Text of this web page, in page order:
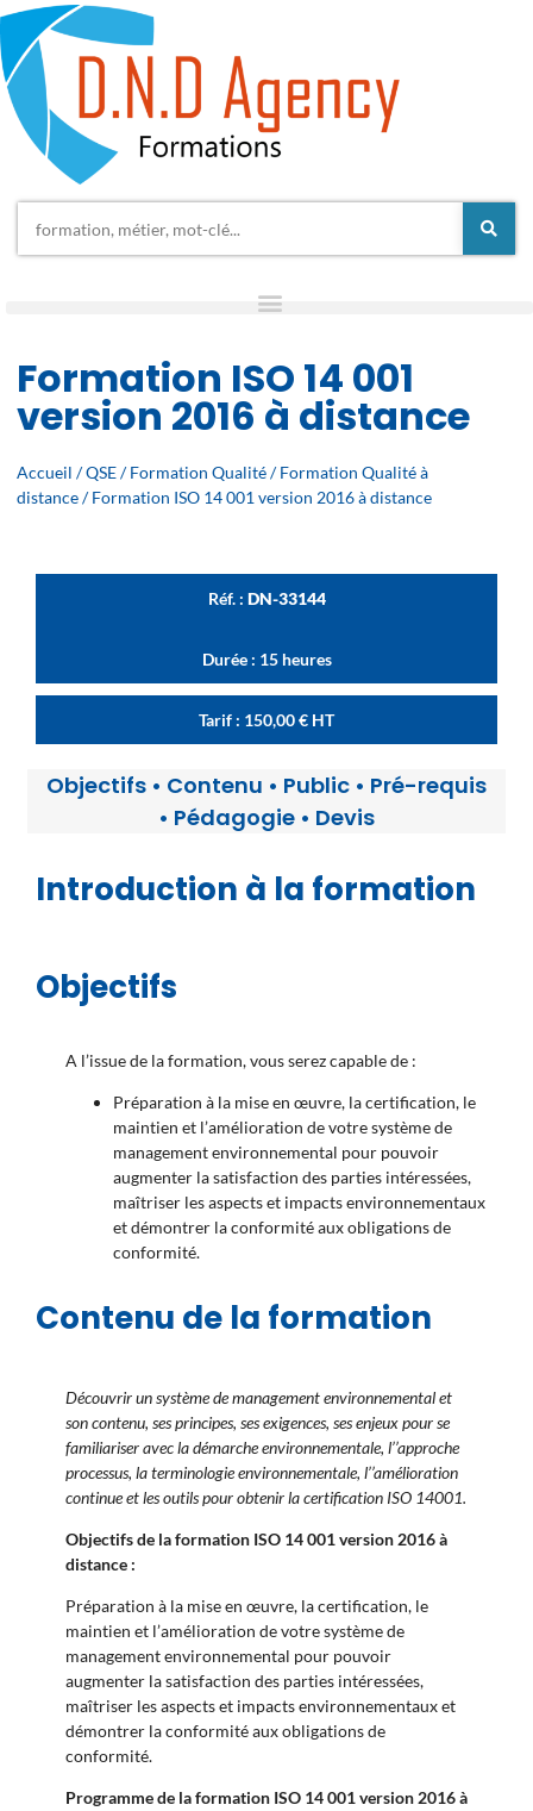
Formation ISO 14 001
version 2016 à distance
Accueil /QSE/Formation Qualité/Formation Qualité à
distance/ Formation ISO 14 001 version 2016 à distance
Réf. : DN-33144
Durée : 15 heures
Tarif : 150,00€ HT
Objectifs • Contenu • Public • Pré-requis
• Pédagogie • Devis
Introduction à la formation
Objectifs
A l’issue de la formation, vous serez capable de :
Préparation à la mise en œuvre, la certification, le
maintien et l’amélioration de votre système de
management environnemental pour pouvoir
augmenter la satisfaction des parties intéressées,
maîtriser les aspects et impacts environnementaux
et démontrer la conformité aux obligations de
conformité.
Contenu de la formation
Découvrir un système de management environnemental et
son contenu, ses principes, ses exigences, ses enjeux pour se
familiariser avecla démarche environnementale, l’’approche
processus, la terminologie environnementale, l’’amélioration
continue etles outils pour obtenir la certification ISO 14001.
Objectifs de la formation ISO 14 001 version 2016 à
distance :
Préparation à la mise en œuvre, la certification, le
maintien et l’amélioration de votre système de
management environnemental pour pouvoir
augmenter la satisfaction des parties intéressées,
maîtriser les aspects et impacts environnementaux et
démontrer la conformité aux obligations de
conformité.
Programme de la formation ISO 14 001 version 2016 à